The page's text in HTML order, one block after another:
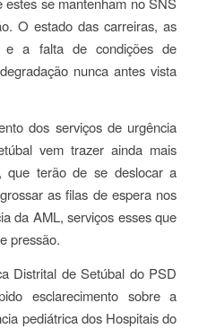
O estado das carreiras, as
e a falta de condições de
nunca antes vista
dos serviços de urgência
vem trazer ainda mais
que terão de se deslocar a
as filas de espera nos
da AML, serviços esses que
pressão.
Distrital de Setúbal do PSD
esclarecimento sobre a
pediátrica dos Hospitais do